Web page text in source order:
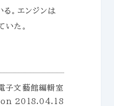
。エンジンは
た。
子文藝館編輯室
2018.04.18